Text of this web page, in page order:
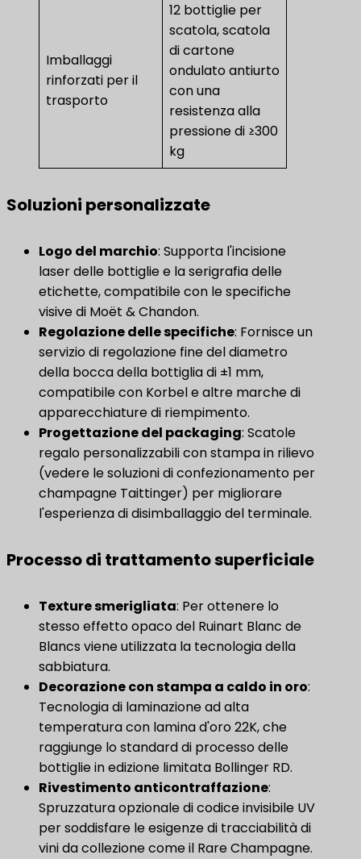
Imballaggi
rinforzati per il
trasporto
12 bottiglie per
scatola, scatola
di cartone
ondulato antiurto
con una
resistenza alla
pressione di ≥300
kg
Soluzioni personalizzate
Logo del marchio​: Supporta l'incisione
laser delle bottiglie e la serigrafia delle
etichette, compatibile con le specifiche
visive di Moët & Chandon.
​Regolazione delle specifiche​​: Fornisce un
servizio di regolazione fine del diametro
della bocca della bottiglia di ±1 mm,
compatibile con Korbel e altre marche di
apparecchiature di riempimento.
Progettazione del packaging​: Scatole
regalo personalizzabili con stampa in rilievo
(vedere le soluzioni di confezionamento per
champagne Taittinger) per migliorare
l'esperienza di disimballaggio del terminale.
Processo di trattamento superficiale
Texture smerigliata: Per ottenere lo
stesso effetto opaco del Ruinart Blanc de
Blancs viene utilizzata la tecnologia della
sabbiatura.
Decorazione con stampa a caldo in oro​:
Tecnologia di laminazione ad alta
temperatura con lamina d'oro 22K, che
raggiunge lo standard di processo delle
bottiglie in edizione limitata Bollinger RD.
Rivestimento anticontraffazione​:
Spruzzatura opzionale di codice invisibile UV
per soddisfare le esigenze di tracciabilità di
vini da collezione come il Rare Champagne.